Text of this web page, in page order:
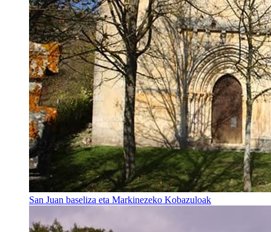
San Juan baseliza eta Markinezeko Kobazuloak